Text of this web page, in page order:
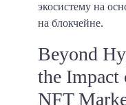
экосистему на
на блокчейне.
Beyond
the
NFT